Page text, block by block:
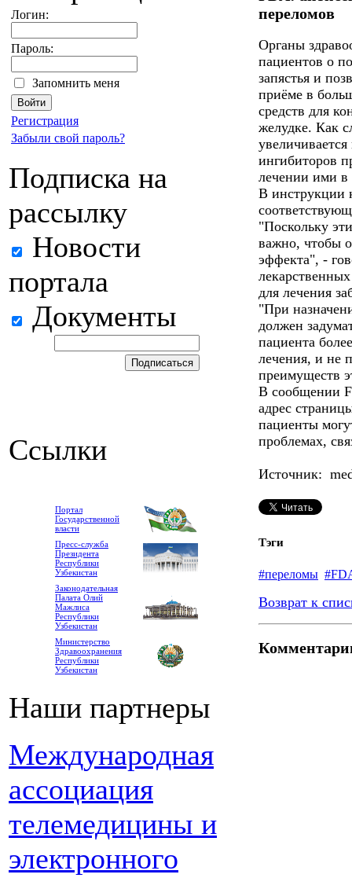
Логин:
Пароль:
Запомнить меня
Регистрация
Забыли свой пароль?
Подписка на
рассылку
Новости
портала
Документы
Ссылки
Портал
Государственной
власти
Пресс-служба
Президента
Республики
Узбекистан
Законодательная
Палата Олий
Мажлиса
Республики
Узбекистан
Министерство
Здравоохранения
Республики
Узбекистан
Наши партнеры
Международная
ассоциация
телемедицины и
электронного
переломов
Органы
пациентов о
запястья и
приёме в
средств для
желудке. Как
ингибиторов
лечении ими в
В инструкции
"Поскольку
важно, чтобы
эффекта", -
для лечения
"При
должен
пациента
лечения, и не
преимуществ
В сообщении
адрес
пациенты
проблемах,
Источник:
Тэги
#переломы
Возврат к